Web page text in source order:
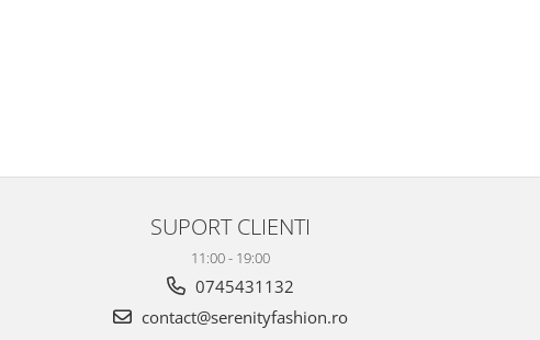
SUPORT CLIENTI
11:00 - 19:00
0745431132
contact@serenityfashion.ro